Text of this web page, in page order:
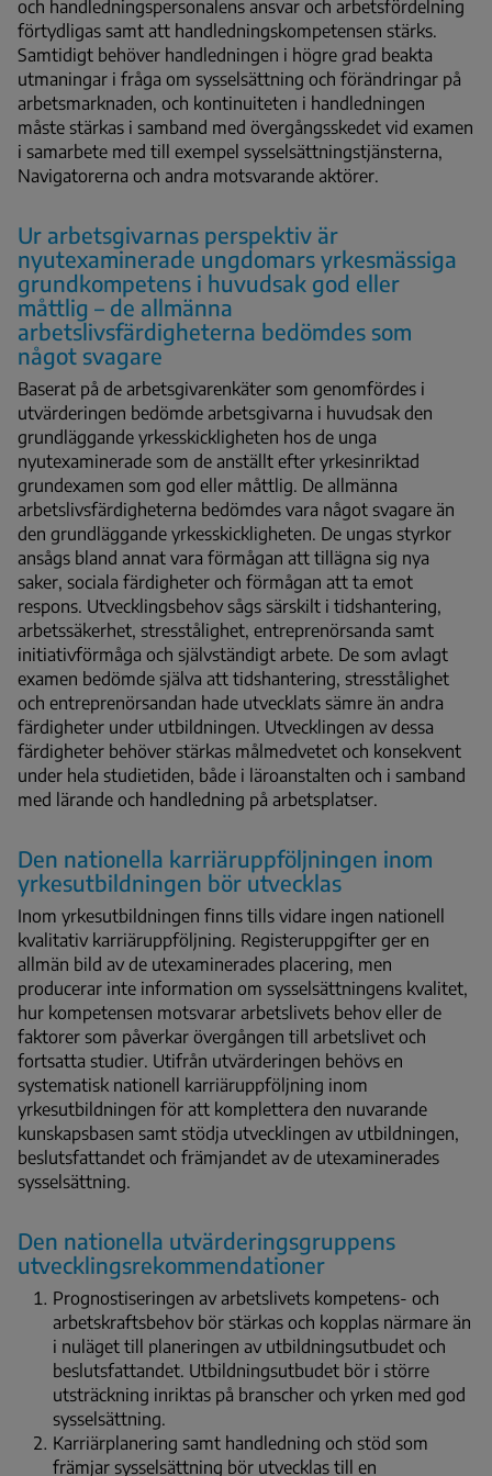
och handledningspersonalens ansvar och arbetsfördelning
förtydligas samt att handledningskompetensen stärks.
Samtidigt behöver handledningen i högre grad beakta
utmaningar i fråga om sysselsättning och förändringar på
arbetsmarknaden, och kontinuiteten i handledningen
måste stärkas i samband med övergångsskedet vid examen
i samarbete med till exempel sysselsättningstjänsterna,
Navigatorerna och andra motsvarande aktörer.
Ur arbetsgivarnas perspektiv är
nyutexaminerade ungdomars yrkesmässiga
grundkompetens i huvudsak god eller
måttlig – de allmänna
arbetslivsfärdigheterna bedömdes som
något svagare
Baserat på de arbetsgivarenkäter som genomfördes i
utvärderingen bedömde arbetsgivarna i huvudsak den
grundläggande yrkesskickligheten hos de unga
nyutexaminerade som de anställt efter yrkesinriktad
grundexamen som god eller måttlig. De allmänna
arbetslivsfärdigheterna bedömdes vara något svagare än
den grundläggande yrkesskickligheten. De ungas styrkor
ansågs bland annat vara förmågan att tillägna sig nya
saker, sociala färdigheter och förmågan att ta emot
respons. Utvecklingsbehov sågs särskilt i tidshantering,
arbetssäkerhet, stresstålighet, entreprenörsanda samt
initiativförmåga och självständigt arbete. De som avlagt
examen bedömde själva att tidshantering, stresstålighet
och entreprenörsandan hade utvecklats sämre än andra
färdigheter under utbildningen. Utvecklingen av dessa
färdigheter behöver stärkas målmedvetet och konsekvent
under hela studietiden, både i läroanstalten och i samband
med lärande och handledning på arbetsplatser.
Den nationella karriäruppföljningen inom
yrkesutbildningen bör utvecklas
Inom yrkesutbildningen finns tills vidare ingen nationell
kvalitativ karriäruppföljning. Registeruppgifter ger en
allmän bild av de utexaminerades placering, men
producerar inte information om sysselsättningens kvalitet,
hur kompetensen motsvarar arbetslivets behov eller de
faktorer som påverkar övergången till arbetslivet och
fortsatta studier. Utifrån utvärderingen behövs en
systematisk nationell karriäruppföljning inom
yrkesutbildningen för att komplettera den nuvarande
kunskapsbasen samt stödja utvecklingen av utbildningen,
beslutsfattandet och främjandet av de utexaminerades
sysselsättning.
Den nationella utvärderingsgruppens
utvecklingsrekommendationer
Prognostiseringen av arbetslivets kompetens- och
arbetskraftsbehov bör stärkas och kopplas närmare än
i nuläget till planeringen av utbildningsutbudet och
beslutsfattandet. Utbildningsutbudet bör i större
utsträckning inriktas på branscher och yrken med god
sysselsättning.
Karriärplanering samt handledning och stöd som
främjar sysselsättning bör utvecklas till en